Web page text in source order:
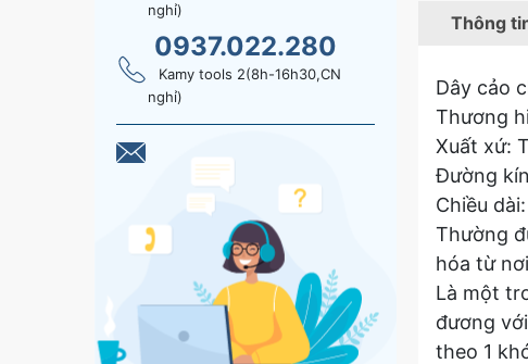
Thông
Dây cảo
Thương
Xuất xứ:
Đường
Chiều
Thường
hóa từ
Là một
đương
theo 1
nghỉ)
0937.022.280
Kamy tools 2(8h-16h30,CN
nghỉ)